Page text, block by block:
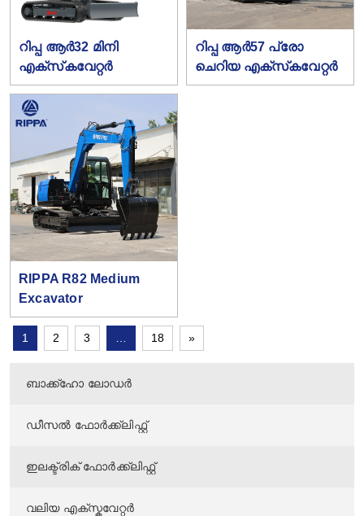
ബാക്ക്ഹോ ലോഡർ
ഡീസൽ ഫോർക്ക്ലിഫ്റ്റ്
ഇലക്ട്രിക് ഫോർക്ക്ലിഫ്റ്റ്
വലിയ എക്സ്കവേറ്റർ
റിപ്പ ആർ32 മിനി
എക്‌സ്‌കവേറ്റർ
റിപ്പ ആർ57 പ്രോ
ചെറിയ എക്‌സ്‌കവേറ്റർ
RIPPA R82 Medium
Excavator
1 2 3 … 18 »